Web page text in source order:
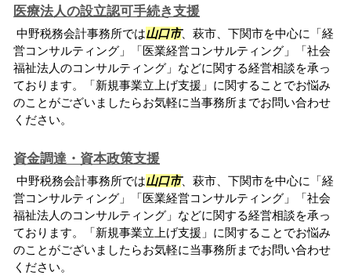
医療法人の設立認可手続き支援
中野税務会計事務所では山口市、萩市、下関市を中心に「経
営コンサルティング」「医業経営コンサルティング」「社会
福祉法人のコンサルティング」などに関する経営相談を承っ
ております。「新規事業立上げ支援」に関することでお悩み
のことがございましたらお気軽に当事務所までお問い合わせ
ください。
資金調達・資本政策支援
中野税務会計事務所では山口市、萩市、下関市を中心に「経
営コンサルティング」「医業経営コンサルティング」「社会
福祉法人のコンサルティング」などに関する経営相談を承っ
ております。「新規事業立上げ支援」に関することでお悩み
のことがございましたらお気軽に当事務所までお問い合わせ
ください。